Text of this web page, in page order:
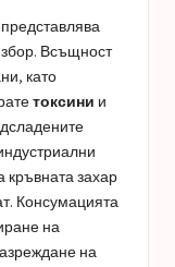
Всъщност
като
токсини и
кръвната захар
Консумацията
на
на